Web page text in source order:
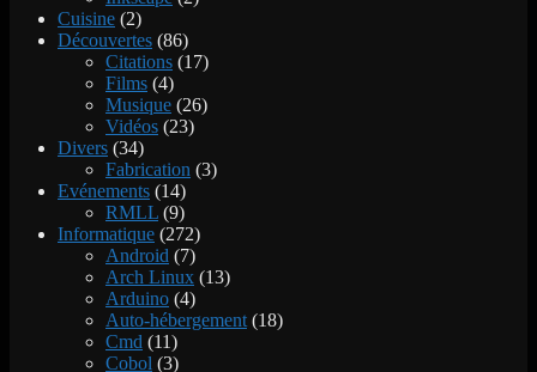
Cuisine (2)
Découvertes (86)
Citations (17)
Films (4)
Musique (26)
Vidéos (23)
Divers (34)
Fabrication (3)
Evénements (14)
RMLL (9)
Informatique (272)
Android (7)
Arch Linux (13)
Arduino (4)
Auto-hébergement (18)
Cmd (11)
Cobol (3)